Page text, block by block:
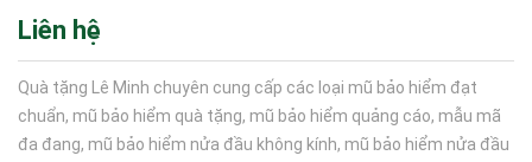
Liên hệ
Quà tặng Lê Minh chuyên cung cấp các loại mũ bảo hiểm đạt
chuẩn, mũ bảo hiểm quà tặng, mũ bảo hiểm quảng cáo, mẫu mã
đa đang, mũ bảo hiểm nửa đầu không kính, mũ bảo hiểm nửa đầu